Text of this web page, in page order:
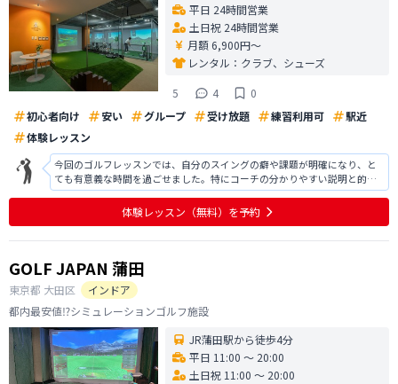
平日 24時間営業
土日祝 24時間営業
月額 6,900円〜
レンタル： クラブ、シューズ
5
4
0
初心者向け
安い グループ 受け放題 練習利用可
駅近
体験レッスン
今回のゴルフレッスンでは、自分のスイングの癖や課題が明確になり、と
ても有意義な時間を過ごせました。特にコーチの分かりやすい説明と的確
なアドバイスのおかげで、フォームの改善点をすぐに理解することができ
ました。実際に打球の安定感も増し、自信にもつながっています。今後も
定期的にレッスンを受けて、さ
体験レッスン （無料） を予約
GOLF JAPAN 蒲田
東京都 大田区
インドア
都内最安値⁉️シミュレーションゴルフ施設
JR蒲田駅から徒歩4分
平日 11:00 〜 20:00
土日祝 11:00 〜 20:00